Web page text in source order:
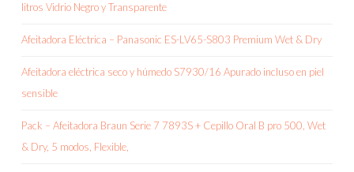
litros Vidrio Negro y Transparente
Afeitadora Eléctrica – Panasonic ES-LV65-S803 Premium Wet & Dry
Afeitadora eléctrica seco y húmedo S7930/16 Apurado incluso en piel
sensible
Pack – Afeitadora Braun Serie 7 7893S + Cepillo Oral B pro 500, Wet
& Dry, 5 modos, Flexible,